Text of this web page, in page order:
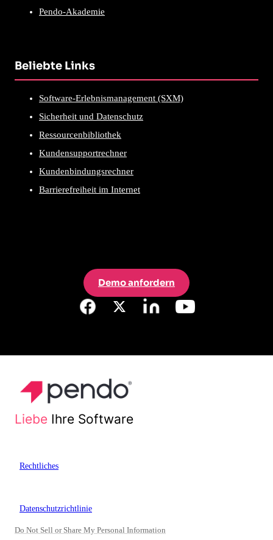
Pendo-Akademie
Beliebte Links
Software-Erlebnismanagement (SXM)
Sicherheit und Datenschutz
Ressourcenbibliothek
Kundensupportrechner
Kundenbindungsrechner
Barrierefreiheit im Internet
Demo anfordern
Liebe Ihre Software
Rechtliches
Datenschutzrichtlinie
Do Not Sell or Share My Personal Information